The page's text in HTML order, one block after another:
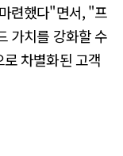
련했다"면서, "프
가치를 강화할 수
차별화된 고객